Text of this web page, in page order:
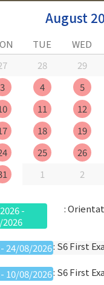
August
TUE WED
28 29
3 4 5
11 12
18 19
25 26
1 2
-
:
24/08/2026: S6 First
10/08/2026: S6 First